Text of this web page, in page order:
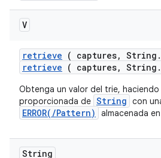
V
retrieve ( captures, String .
retrieve ( captures,
Obtenga un valor del trie,
proporcionada de String con
ERROR(/Pattern) almacenada
String